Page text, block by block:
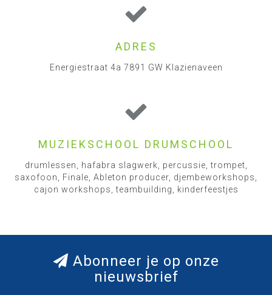
ADRES
Energiestraat 4a 7891 GW Klazienaveen
MUZIEKSCHOOL DRUMSCHOOL
drumlessen, hafabra slagwerk, percussie, trompet,
saxofoon, Finale, Ableton producer, djembeworkshops,
cajon workshops, teambuilding, kinderfeestjes
Abonneer je op onze
nieuwsbrief